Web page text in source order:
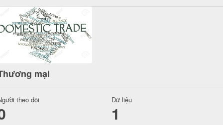
mại
theo dõi Dữ liệu
1